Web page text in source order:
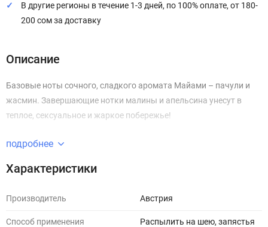
В другие регионы в течение 1-3 дней, по 100% оплате, от 180-
200 сом за доставку
Описание
Базовые ноты сочного, сладкого аромата Майами – пачули и
жасмин. Завершающие нотки малины и апельсина унесут в
теплое, сексуальное и жаркое побережье!
подробнее
Характеристики
Производитель Австрия
Способ применения Распылить на шею, запястья